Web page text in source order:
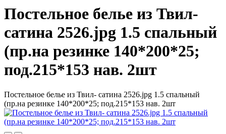
Постельное белье из Твил-
сатина 2526.jpg 1.5 спальный
(пр.на резинке 140*200*25;
под.215*153 нав. 2шт
Постельное белье из Твил- сатина 2526.jpg 1.5 спальный
(пр.на резинке 140*200*25; под.215*153 нав. 2шт